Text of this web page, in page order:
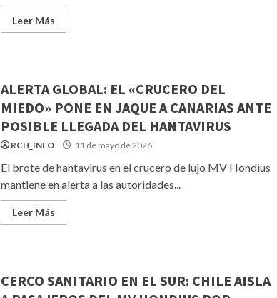
Leer Más
ALERTA GLOBAL: EL «CRUCERO DEL
MIEDO» PONE EN JAQUE A CANARIAS ANTE
POSIBLE LLEGADA DEL HANTAVIRUS
RCH_INFO 11 de mayo de 2026
El brote de hantavirus en el crucero de lujo MV Hondius
mantiene en alerta a las autoridades...
Leer Más
CERCO SANITARIO EN EL SUR: CHILE AISLA